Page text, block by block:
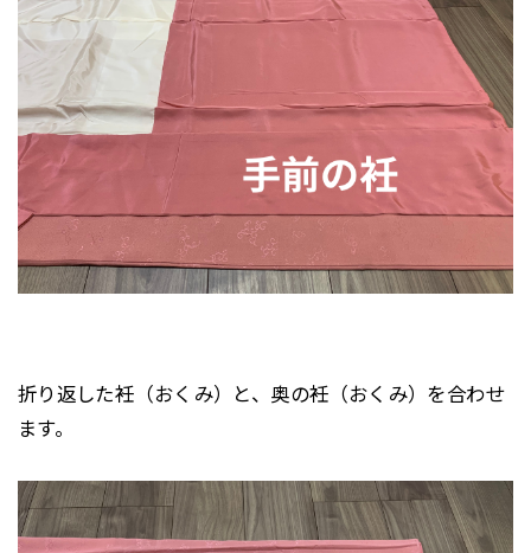
折り返した衽（おくみ）と、奥の衽（おくみ）を合わせ
ます。